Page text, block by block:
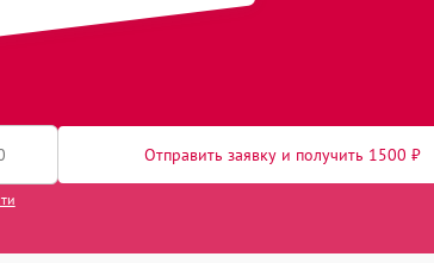
Отправить заявку и получить 1500 ₽